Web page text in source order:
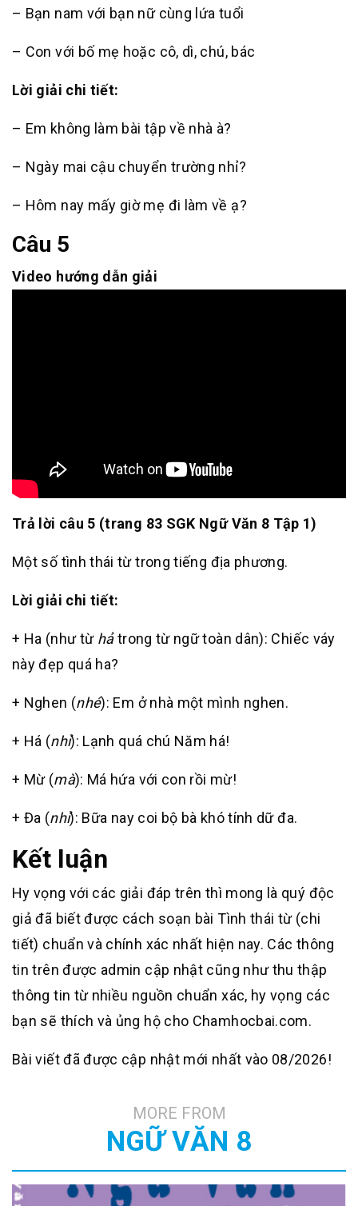
– Bạn nam với bạn nữ cùng lứa tuổi
– Con với bố mẹ hoặc cô, dì, chú, bác
Lời giải chi tiết:
– Em không làm bài tập về nhà à?
– Ngày mai cậu chuyển trường nhỉ?
– Hôm nay mấy giờ mẹ đi làm về ạ?
Câu 5
Video hướng dẫn giải
Trả lời câu 5 (trang 83 SGK Ngữ Văn 8 Tập 1)
Một số tình thái từ trong tiếng địa phương.
Lời giải chi tiết:
+ Ha (như từ hảtrong từ ngữ toàn dân): Chiếc váy
này đẹp quá ha?
+ Nghen (nhé): Em ở nhà một mình nghen.
+ Há (nhỉ): Lạnh quá chú Năm há!
+ Mừ (mà): Má hứa với con rồi mừ!
+ Đa (nhỉ): Bữa nay coi bộ bà khó tính dữ đa.
Kết luận
Hy vọng với các giải đáp trên thì mong là quý độc
giả đã biết được cách soạn bài Tình thái từ (chi
tiết) chuẩn và chính xác nhất hiện nay. Các thông
tin trên được admin cập nhật cũng như thu thập
thông tin từ nhiều nguồn chuẩn xác, hy vọng các
bạn sẽ thích và ủng hộ cho Chamhocbai.com.
Bài viết đã được cập nhật mới nhất vào 08/2026!
MORE FROM
NGỮ VĂN 8